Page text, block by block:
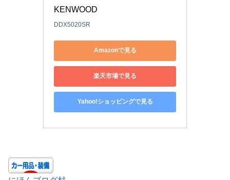
KENWOOD
DDX5020SR
Amazonで見る
楽天市場で見る
Yahoo!ショッピングで見る